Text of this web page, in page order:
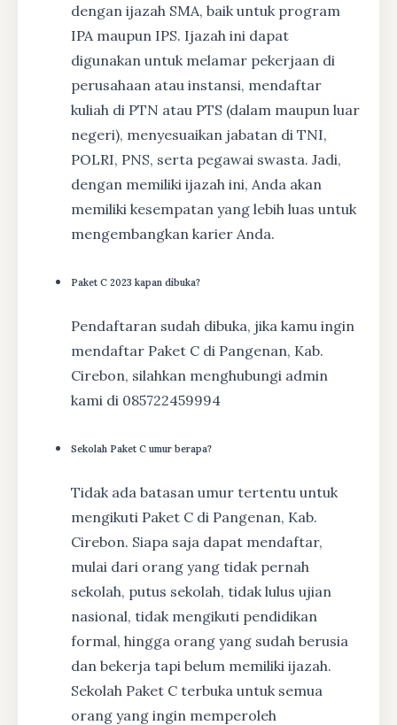
dengan ijazah SMA, baik untuk program
IPA maupun IPS. Ijazah ini dapat
digunakan untuk melamar pekerjaan di
perusahaan atau instansi, mendaftar
kuliah di PTN atau PTS (dalam maupun luar
negeri), menyesuaikan jabatan di TNI,
POLRI, PNS, serta pegawai swasta. Jadi,
dengan memiliki ijazah ini, Anda akan
memiliki kesempatan yang lebih luas untuk
mengembangkan karier Anda.
Paket C 2023 kapan dibuka?
Pendaftaran sudah dibuka, jika kamu ingin
mendaftar Paket C di Pangenan, Kab.
Cirebon, silahkan menghubungi admin
kami di 085722459994
Sekolah Paket C umur berapa?
Tidak ada batasan umur tertentu untuk
mengikuti Paket C di Pangenan, Kab.
Cirebon. Siapa saja dapat mendaftar,
mulai dari orang yang tidak pernah
sekolah, putus sekolah, tidak lulus ujian
nasional, tidak mengikuti pendidikan
formal, hingga orang yang sudah berusia
dan bekerja tapi belum memiliki ijazah.
Sekolah Paket C terbuka untuk semua
orang yang ingin memperoleh